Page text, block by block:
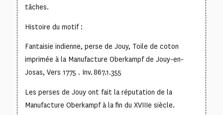
tâches.
Histoire du motif :
Fantaisie indienne, perse de Jouy, Toile de coton
imprimée à la Manufacture Oberkampf de Jouy-en-
Josas, Vers 1775 . Inv. 867.1.355
Les perses de Jouy ont fait la réputation de la
Manufacture Oberkampf à la fin du XVIIIe siècle.